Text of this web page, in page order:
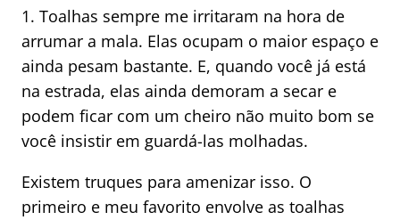
1. Toalhas sempre me irritaram na hora de
arrumar a mala. Elas ocupam o maior espaço e
ainda pesam bastante. E, quando você já está
na estrada, elas ainda demoram a secar e
podem ficar com um cheiro não muito bom se
você insistir em guardá-las molhadas.
Existem truques para amenizar isso. O
primeiro e meu favorito envolve as toalhas